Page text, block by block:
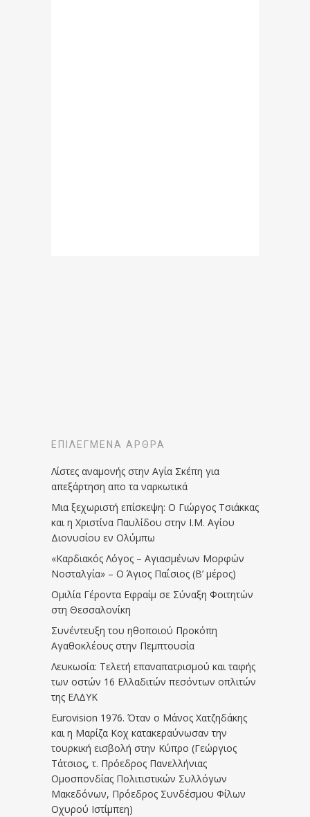
ΕΠΙΛΕΓΜΈΝΑ ΆΡΘΡΑ
Λίστες αναμονής στην Αγία Σκέπη για
απεξάρτηση απο τα ναρκωτικά
Μια ξεχωριστή επίσκεψη: Ο Γιώργος Τσιάκκας
και η Χριστίνα Παυλίδου στην Ι.Μ. Αγίου
Διονυσίου εν Ολύμπω
«Καρδιακός Λόγος – Αγιασμένων Μορφών
Νοσταλγία» – Ο Άγιος Παΐσιος (Β’ μέρος)
Ομιλία Γέροντα Εφραίμ σε Σύναξη Φοιτητών
στη Θεσσαλονίκη
Συνέντευξη του ηθοποιού Προκόπη
Αγαθοκλέους στην Πεμπτουσία
Λευκωσία: Τελετή επαναπατρισμού και ταφής
των οστών 16 Ελλαδιτών πεσόντων οπλιτών
της ΕΛΔΥΚ
Eurovision 1976. Όταν ο Μάνος Χατζηδάκης
και η Μαρίζα Κοχ κατακεραύνωσαν την
τουρκική εισβολή στην Κύπρο (Γεώργιος
Τάτσιος, τ. Πρόεδρος Πανελλήνιας
Ομοσπονδίας Πολιτιστικών Συλλόγων
Μακεδόνων, Πρόεδρος Συνδέσμου Φίλων
Οχυρού Ιστίμπεη)